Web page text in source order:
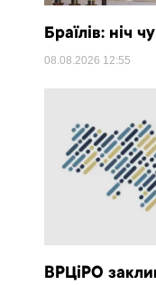
Браїлів: ніч
08.08.2026 12:55
ВРЦіРО